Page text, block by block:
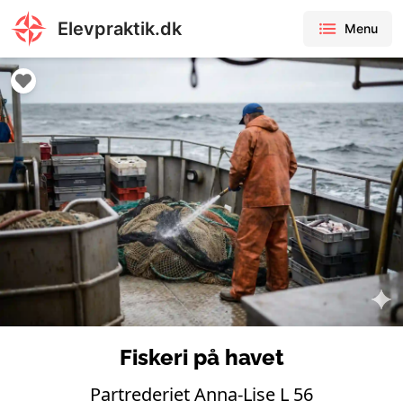
Elevpraktik.dk Menu
Fiskeri på havet
Partrederiet Anna-Lise L 56